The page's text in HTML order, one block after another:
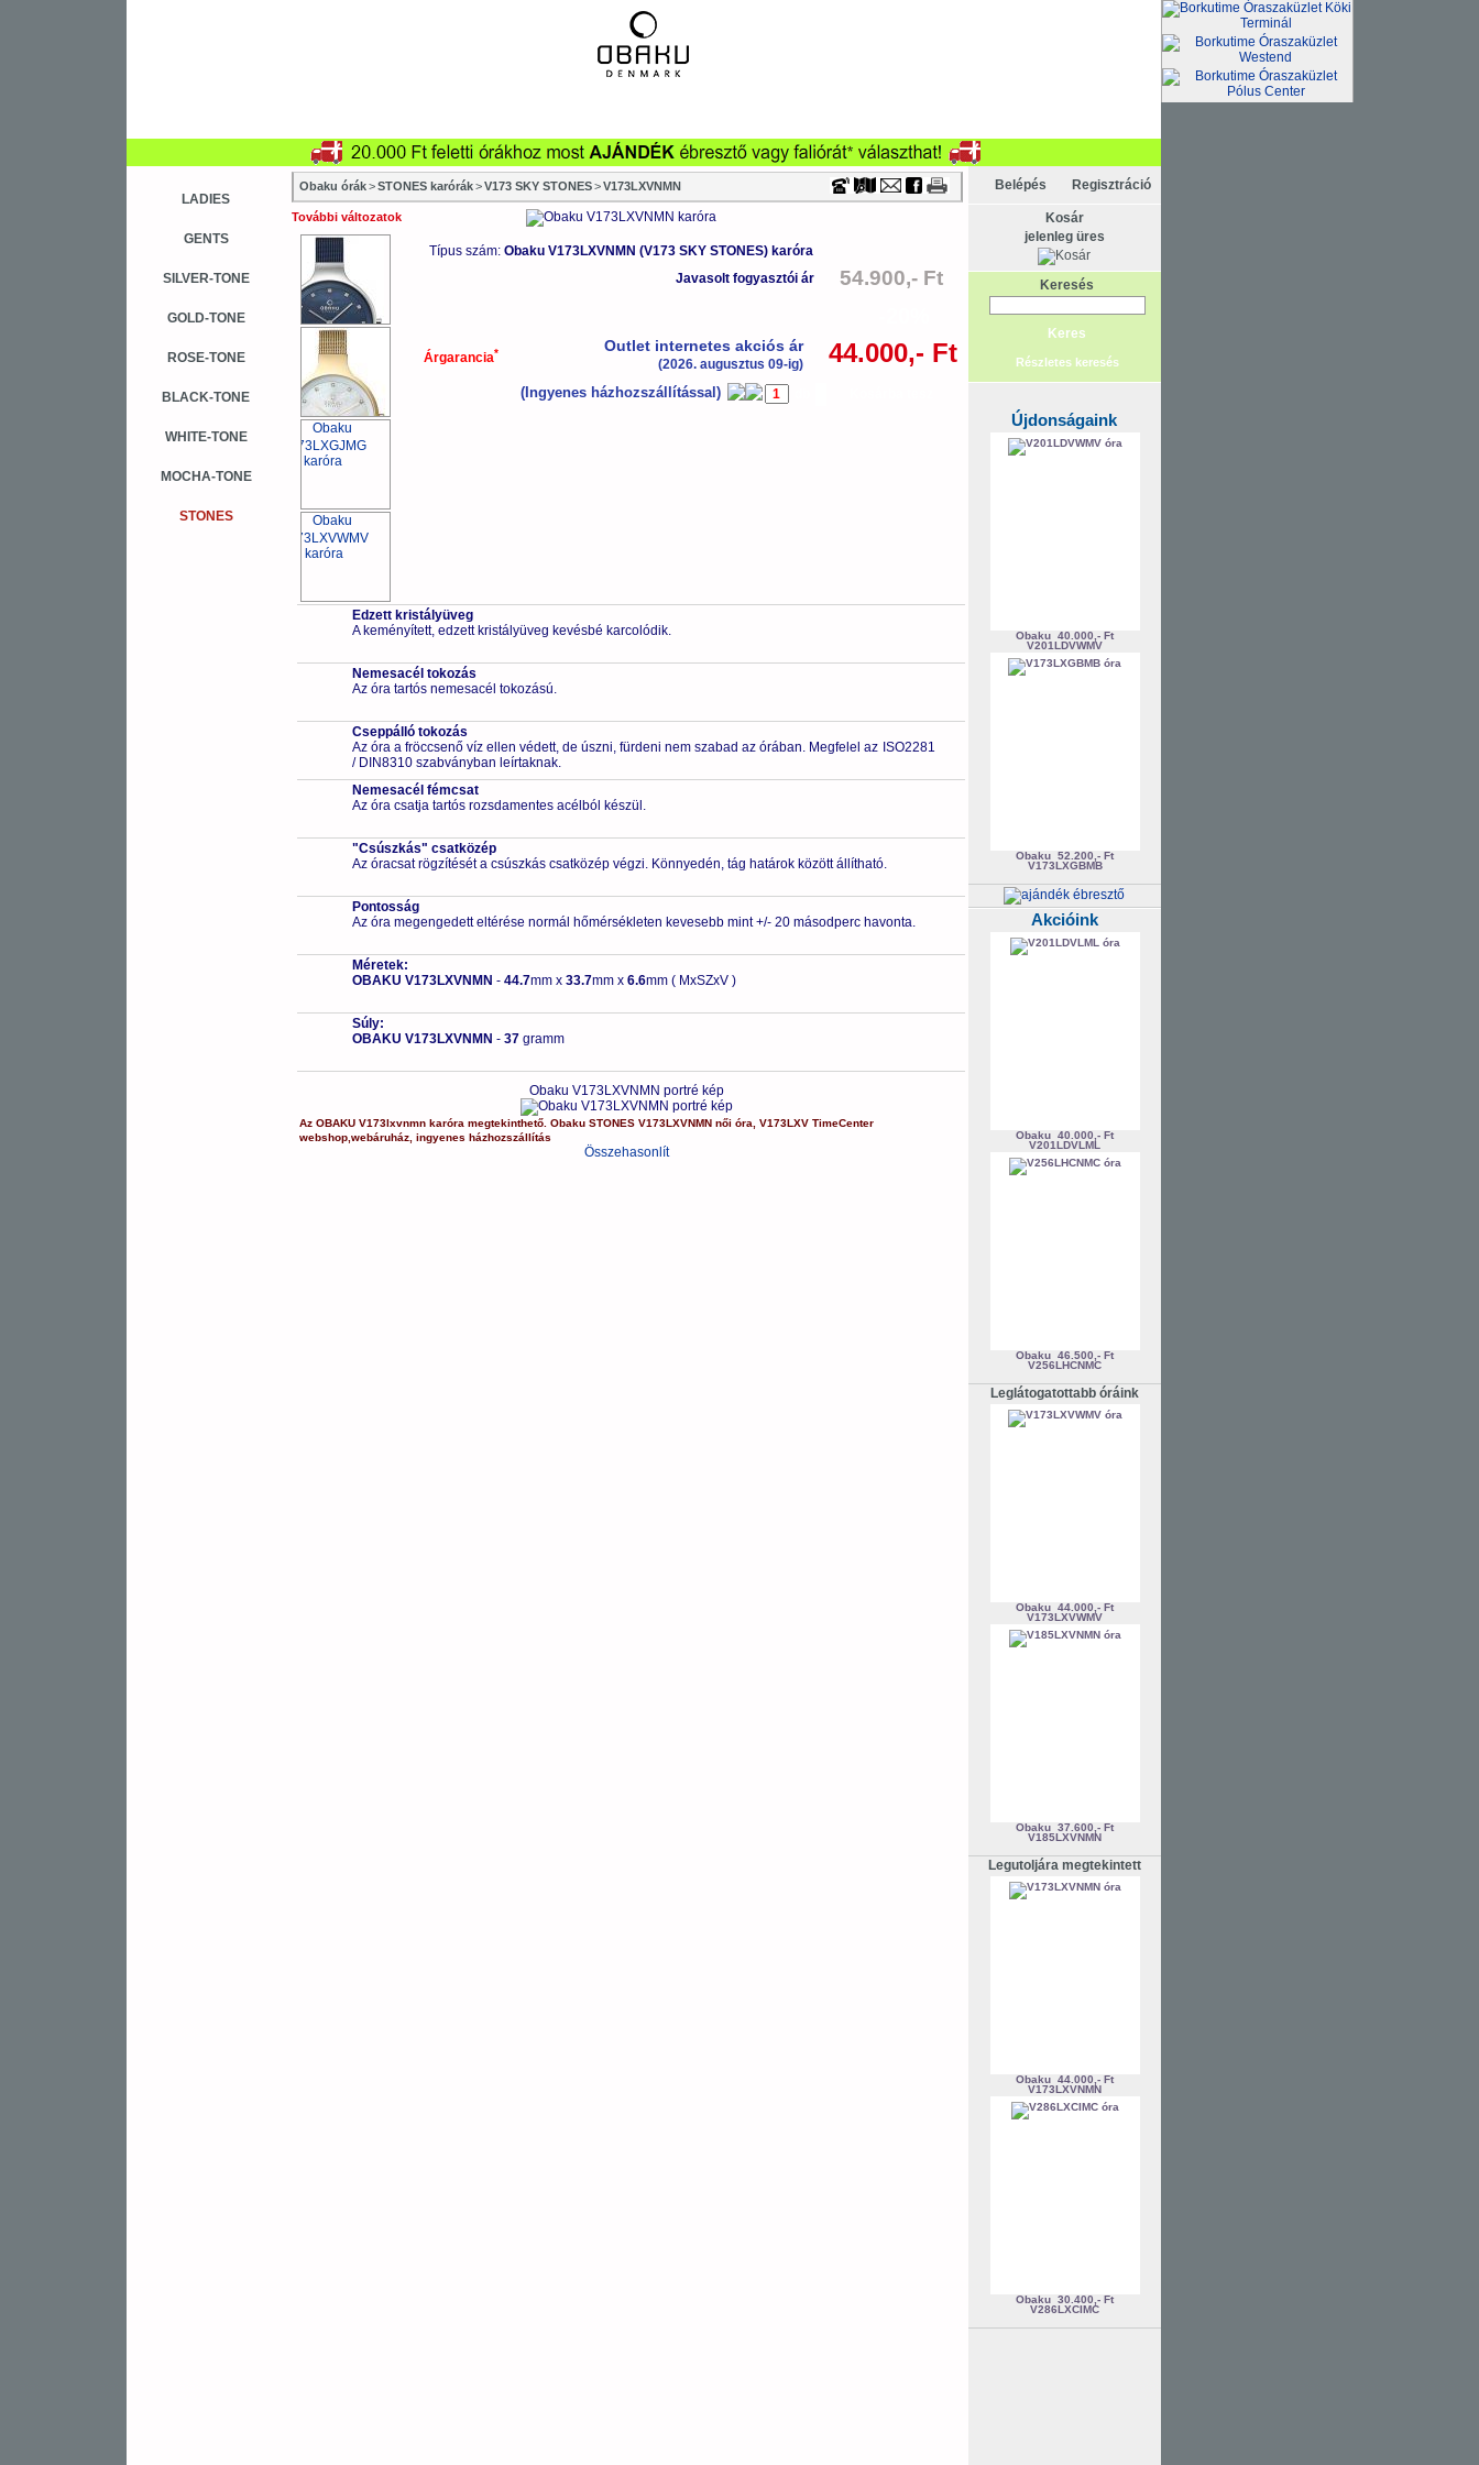
LADIES
GENTS
SILVER-TONE
GOLD-TONE
ROSE-TONE
BLACK-TONE
WHITE-TONE
MOCHA-TONE
STONES
Obaku órák > STONES karórák > V173 SKY STONES > V173LXVNMN
További változatok
Típus szám: Obaku V173LXVNMN (V173 SKY STONES) karóra
Javasolt fogyasztói ár
54.900,- Ft
Árgarancia* Outlet internetes akciós ár
(2026. augusztus 09-ig) 44.000,- Ft
(Ingyenes házhozszállítással)
Edzett kristályüveg
A keményített, edzett kristályüveg kevésbé karcolódik.
Nemesacél tokozás
Az óra tartós nemesacél tokozású.
Cseppálló tokozás
Az óra a fröccsenő víz ellen védett, de úszni, fürdeni nem szabad az órában. Megfelel az ISO2281
/ DIN8310 szabványban leírtaknak.
Nemesacél fémcsat
Az óra csatja tartós rozsdamentes acélból készül.
"Csúszkás" csatközép
Az óracsat rögzítését a csúszkás csatközép végzi. Könnyedén, tág határok között állítható.
Pontosság
Az óra megengedett eltérése normál hőmérsékleten kevesebb mint +/- 20 másodperc havonta.
Méretek:
OBAKU V173LXVNMN - 44.7mm x 33.7mm x 6.6mm ( MxSZxV )
Súly:
OBAKU V173LXVNMN - 37 gramm
Obaku V173LXVNMN portré kép
Az OBAKU V173lxvnmn karóra megtekinthető. Obaku STONES V173LXVNMN női óra V173LXV TimeCenter
webshop, webáruház, ingyenes házhozszállítás
Összehasonlít
Belépés Regisztráció
Kosár
jelenleg üres
Keresés
Részletes keresés
Újdonságaink
Obaku 40.000,- Ft
V201LDVWMV
Obaku 52.200,- Ft
V173LXGBMB
Akcióink
Obaku 40.000,- Ft
V201LDVLML
Obaku 46.500,- Ft
V256LHCNMC
Leglátogatottabb óráink
Obaku 44.000,- Ft
V173LXVWMV
Obaku 37.600,- Ft
V185LXVNMN
Legutoljára megtekintett
Obaku 44.000,- Ft
V173LXVNMN
Obaku 30.400,- Ft
V286LXCIMC